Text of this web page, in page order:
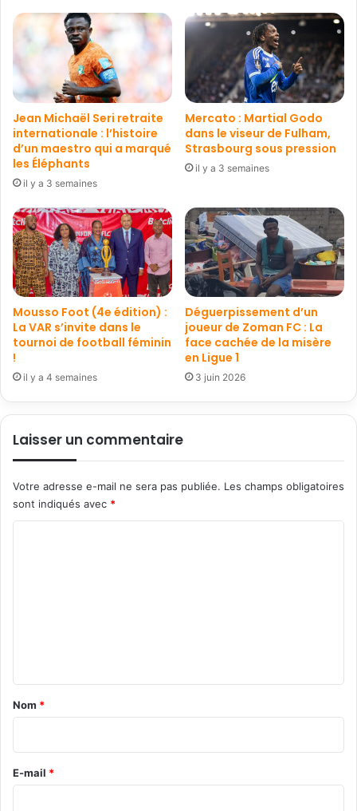
Jean Michaël Seri retraite
internationale : l’histoire
d’un maestro qui a marqué
les Éléphants
il y a 3 semaines
Mercato : Martial Godo
dans le viseur de Fulham,
Strasbourg sous pression
il y a 3 semaines
Mousso Foot (4e édition) :
La VAR s’invite dans le
tournoi de football féminin
!
il y a 4 semaines
Déguerpissement d’un
joueur de Zoman FC : La
face cachée de la misère
en Ligue 1
3 juin 2026
Laisser un commentaire
Votre adresse e-mail ne sera pas publiée. Les champs obligatoires
sont indiqués avec *
a
r
e
Nom *
E-mail *